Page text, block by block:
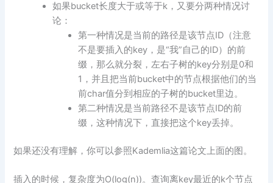
如果bucket长度大于或等于k，又要分两种情况讨
论：
第一种情况是当前的路径是该节点ID（注意
不是要插入的key，是“我”自己的ID）的前
缀，那么就分裂，左右子树的key分别是0和
1，并且把当前bucket中的节点根据他们的当
前char值分到相应的子树的bucket里边。
第二种情况是当前路径不是该节点ID的前
缀，这种情况下，直接把这个key丢掉。
如果还没有理解，你可以参照Kademlia这篇论文上面的图。
插入的时候，复杂度为O(log(n))。查询离key最近的k个节点